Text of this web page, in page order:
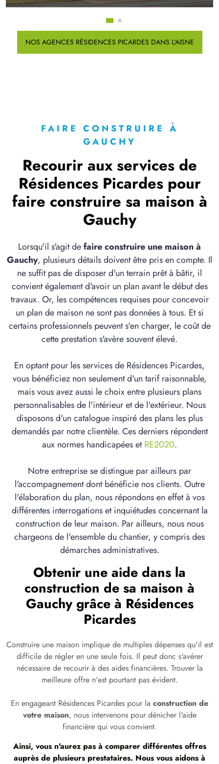
NOS AGENCES RÉSIDENCES PICARDES DANS L'AISNE
FAIRE CONSTRUIRE À
GAUCHY
Recourir aux services de
Résidences Picardes pour
faire construire sa maison à
Gauchy
Lorsqu'il s'agit defaire construire une maison à
Gauchy, plusieurs détails doivent être pris en compte. Il
ne suffit pas de disposer d'un terrain prêt à bâtir, il
convient également d'avoir un plan avant le début des
travaux. Or, les compétences requises pour concevoir
un plan de maison ne sont pas données à tous. Et si
certains professionnels peuvent s'en charger, le coût de
cette prestation s'avère souvent élevé.
En optant pour les services de Résidences Picardes,
vous bénéficiez non seulement d'un tarif raisonnable,
mais vous avez aussi le choix entre plusieurs plans
personnalisables de l'intérieur et de l'extérieur. Nous
disposons d'un catalogue inspiré des plans les plus
demandés par notre clientèle. Ces derniers répondent
aux normes handicapées etRE2020.
Notre entreprise se distingue par ailleurs par
l'accompagnement dont bénéficie nos clients. Outre
l'élaboration du plan, nous répondons en effet à vos
différentes interrogations et inquiétudes concernant la
construction de leur maison. Par ailleurs, nous nous
chargeons de l'ensemble du chantier, y compris des
démarches administratives.
Obtenir une aide dans la
construction de sa maison à
Gauchy grâce à Résidences
Picardes
Construire une maison implique de multiples dépenses qu'il est
difficile de régler en une seule fois. Il peut donc s'avérer
nécessaire de recourir à des aides financières. Trouver la
meilleure offre n'est pourtant pas évident.
En engageant Résidences Picardes pour la construction de
votre maison, nous intervenons pour dénicher l'aide
financière qui vous convient.
Ainsi, vous n'aurez pas à comparer différentes offres
auprès de plusieurs prestataires. Nous vous aidons à